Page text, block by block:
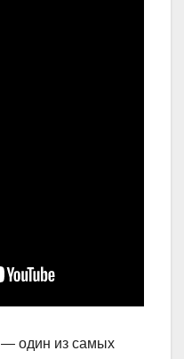
— один из самых